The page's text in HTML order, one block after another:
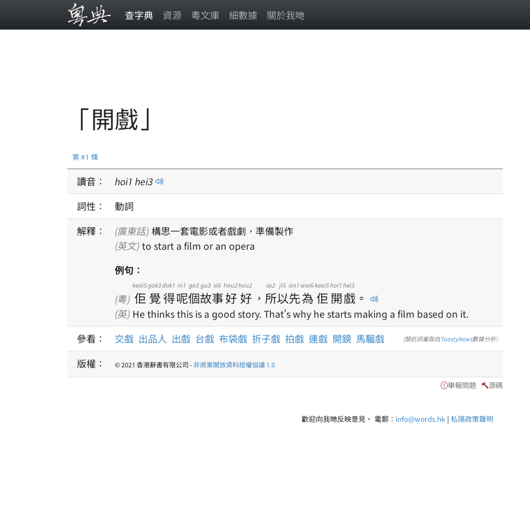
查字典 資源 粵文庫 細數據 關於我哋
「開戲」
第 #1 條
讀音： hoi1 hei3
詞性：
動詞
解釋：
(廣東話) 構思一套電影或者戲劇，準備製作
(英文) to start a film or an opera
例句：
(粵) 佢
keoi5
覺
gok3
得
dak1
呢
ni1
個
go3
故
gu3
事
si6
好
hou2
好
hou2
， 所
so2
以
ji5
先
sin1
為
wai6
佢
keoi5
開
hoi1
戲
hei3
。
(英) He thinks this is a good story. That's why he starts making a film based on it.
參看：
交戲 出品人 出戲 台戲 布袋戲 折子戲 拍戲 連戲 開鏡 馬騮戲 (類近詞彙取自ToastyNews數據分析)
版權： © 2021 香港辭書有限公司 -非商業開放資料授權協議 1.0
舉報問題 源碼
歡迎向我哋反映意見。 電郵： info@words.hk | 私隱政策聲明